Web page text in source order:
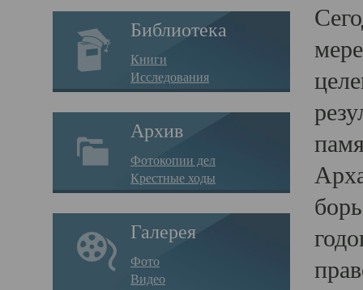
Библиотека
Книги
Исследования
Архив
Фотокопии дел
Крестные ходы
Галерея
Фото
Видео